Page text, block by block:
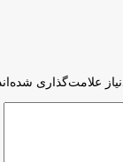
علامت‌گذاری